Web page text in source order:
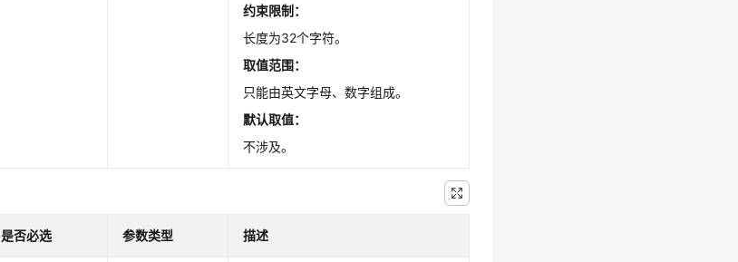
约束限制：
长度为32个字符。
取值范围：
只能由英文字母、数字组成。
默认取值：
不涉及。
是否必选 参数类型 描述